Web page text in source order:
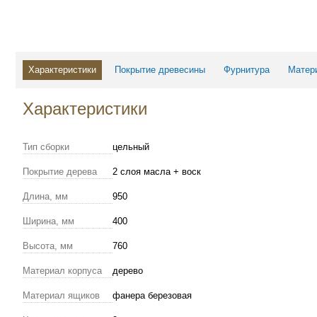
Характеристики Покрытие древесины Фурнитура
Характеристики
Тип сборки цельный
Покрытие дерева 2 слоя масла + воск
Длина, мм 950
Ширина, мм 400
Высота, мм 760
Материал корпуса дерево
Материал ящиков фанера березовая